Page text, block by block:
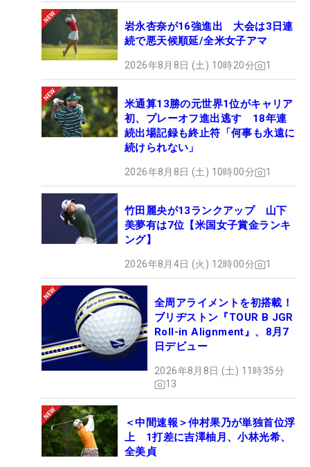
岩永杏奈が16強進出 大会は3日連
続で悪天候順延/全米女子アマ
2026年8月8日 (土) 10時20分 1
米通算13勝の元世界1位がキャリア
初、プレーオフ進出逃す 18年連
続出場記録も終止符「何事も永遠に
続けられない」
2026年8月8日 (土) 10時00分 1
竹田麗央が13ランクアップ 山下
美夢有は7位【米国女子賞金ランキ
ング】
2026年8月4日 (火) 12時00分 1
全周アライメントを初搭載！
ブリヂストン『TOUR B JGR
Roll-in Alignment』、8月7
日デビュー
2026年8月8日 (土) 11時35分
13
＜中間速報＞仲村果乃が単独首位浮
上 1打差に吉澤柚月、小林光希、
全美貞